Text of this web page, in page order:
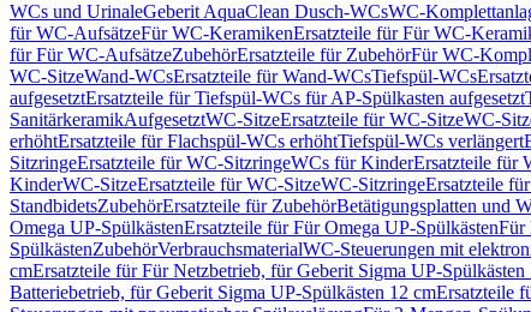
WCs und UrinaleGeberit AquaClean Dusch-WCsWC-
für WC-AufsätzeFür WC-KeramikenErsatzteile für Für WC-
für Für WC-AufsätzeZubehörErsatzteile für ZubehörFür WC-
WC-SitzeWand-WCsErsatzteile für Wand-WCsTiefspül-WCs
aufgesetztErsatzteile für Tiefspül-WCs für AP-Spülkasten aufgesetzt
SanitärkeramikAufgesetztWC-SitzeErsatzteile für WC-SitzeWC-
erhöhtErsatzteile für Flachspül-WCs erhöhtTiefspül-WCs verlängert
SitzringeErsatzteile für WC-SitzringeWCs für KinderErsatzteile für
KinderWC-SitzeErsatzteile für WC-SitzeWC-SitzringeErsatzteile
StandbidetsZubehörErsatzteile für ZubehörBetätigungsplatten und
Omega UP-SpülkästenErsatzteile für Für Omega UP-SpülkästenFür
SpülkästenZubehörVerbrauchsmaterialWC-Steuerungen mit
cmErsatzteile für Für Netzbetrieb, für Geberit Sigma UP-Spülkästen
Batteriebetrieb, für Geberit Sigma UP-Spülkästen 12 cmErsatzteile